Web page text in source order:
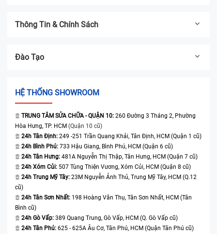
Thông Tin & Chính Sách
Đào Tạo
HỆ THỐNG SHOWROOM
TRUNG TÂM SỬA CHỮA - QUẬN 10: 260 Đường 3 Tháng 2, Phường
Hòa Hưng, TP. HCM (Quận 10 cũ)
24h Tân Định: 249 -251 Trần Quang Khải, Tân Định, HCM (Quận 1 cũ)
24h Bình Phú: 733 Hậu Giang, Bình Phú, HCM (Quận 6 cũ)
24h Tân Hưng: 481A Nguyễn Thị Thập, Tân Hưng, HCM (Quận 7 cũ)
24h Xóm Củi: 507 Tùng Thiện Vương, Xóm Củi, HCM (Quận 8 cũ)
24h Trung Mỹ Tây: 23M Nguyễn Ảnh Thủ, Trung Mỹ Tây, HCM (Q.12
cũ)
24h Tân Sơn Nhất: 198 Hoàng Văn Thụ, Tân Sơn Nhất, HCM (Tân
Bình cũ)
24h Gò Vấp: 389 Quang Trung, Gò Vấp, HCM (Q. Gò Vấp cũ)
24h Tân Phú: 625 - 625A Âu Cơ, Tân Phú, HCM (Quận Tân Phú cũ)